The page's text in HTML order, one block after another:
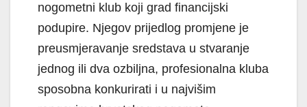
nogometni klub koji grad financijski
podupire. Njegov prijedlog promjene je
preusmjeravanje sredstava u stvaranje
jednog ili dva ozbiljna, profesionalna kluba
sposobna konkurirati i u najvišim